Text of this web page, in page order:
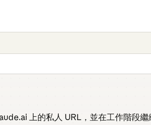
上的私人 URL，並在工作階段